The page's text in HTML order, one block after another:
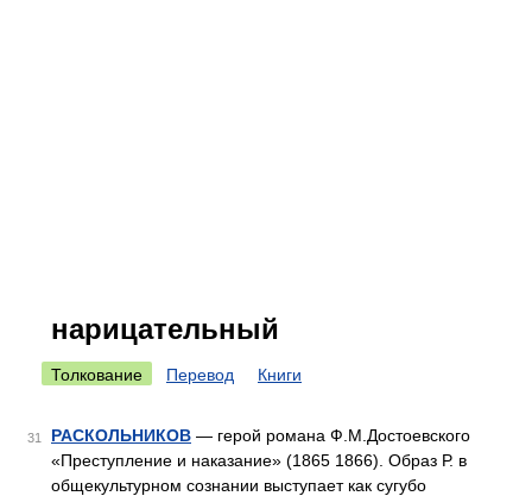
нарицательный
Толкование Перевод Книги
31 РАСКОЛЬНИКОВ — герой романа Ф.М.Достоевского
«Преступление и наказание» (1865 1866). Образ Р. в
общекультурном сознании выступает как сугубо